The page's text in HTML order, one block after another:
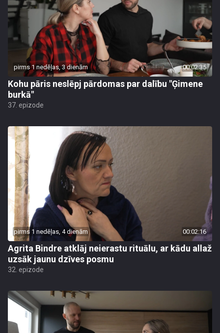
pirms 1 nedēļas, 3 dienām 00:02:35
Kohu pāris neslēpj pārdomas par dalību "Ģimene
burkā"
37. epizode
pirms 1 nedēļas, 4 dienām 00:02:16
Agrita Bindre atklāj neierastu rituālu, ar kādu allaž
uzsāk jaunu dzīves posmu
32. epizode